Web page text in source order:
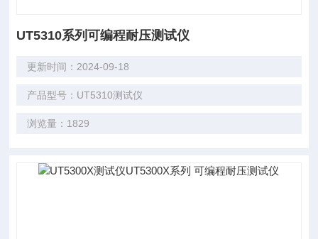
UT5310系列可编程耐压测试仪
更新时间：2024-09-18
产品型号：UT5310测试仪
浏览量：1829